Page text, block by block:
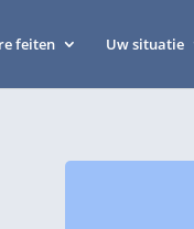
feiten Uw situatie